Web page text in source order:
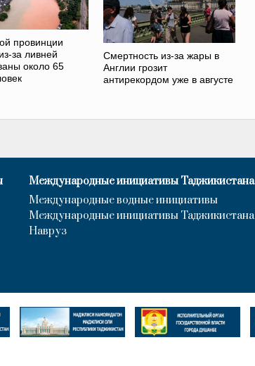
провинции
за ливней
около 65
Смертность из-за жары в
Англии грозит
антирекордом уже в августе
Международные инициативы Таджикистана
Международные водные инициативы
Международные инициативы Таджикистана
Навруз